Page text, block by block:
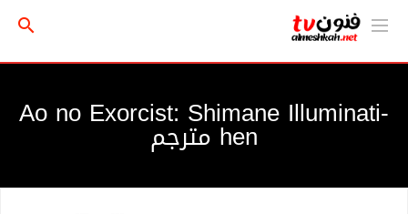
Ao no Exorcist: Shimane Illuminati-
hen مترجم